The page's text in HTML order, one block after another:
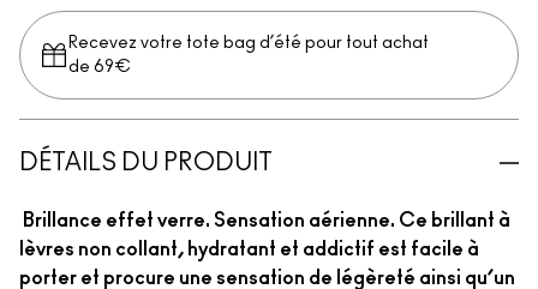
Recevez votre tote bag d’été pour tout achat
de 69€
DÉTAILS DU PRODUIT
Brillance effet verre. Sensation aérienne. Ce brillant à
lèvres non collant, hydratant et addictif est facile à
porter et procure une sensation de légèreté ainsi qu’un